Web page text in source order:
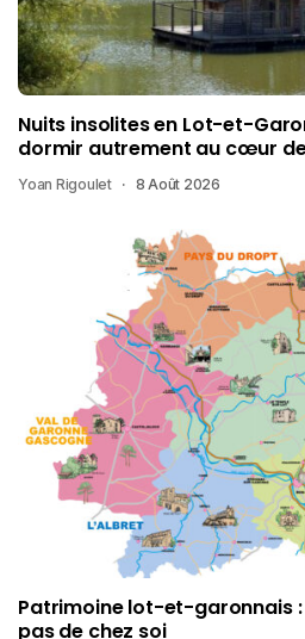
Nuits insolites en Lot-et-
dormir autrement au cœur
Yoan Rigoulet 8 Août 2026
Patrimoine lot-et-garonnais :
pas de chez soi